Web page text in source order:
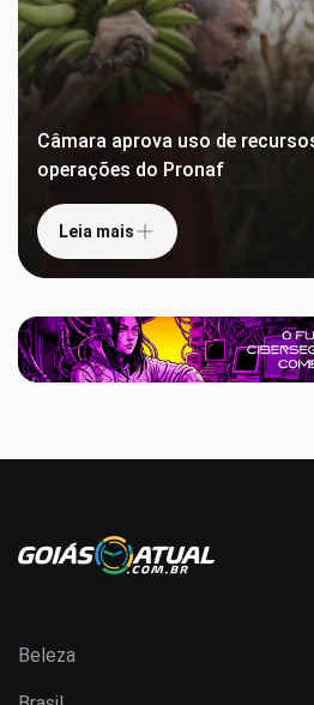
Câmara aprova uso de
operações do Pronaf
Leia mais
Beleza